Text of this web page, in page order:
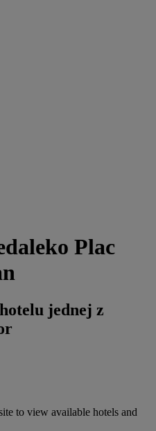
Plac
jednej z
to view available hotels and